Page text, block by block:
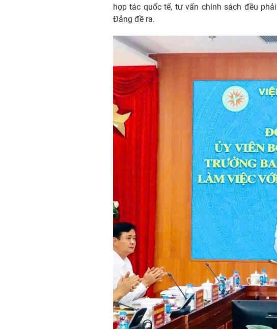
hợp tác quốc tế, tư vấn chính sách đều
Đảng đề ra.